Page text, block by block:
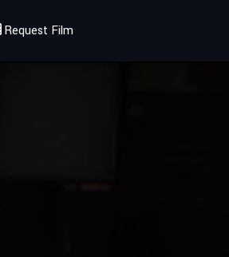
Request Film